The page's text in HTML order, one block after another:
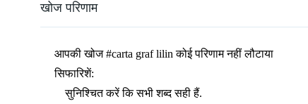
खोज परिणाम
आपकी खोज#carta graf lilin कोई परिणाम नहीं लौटाया
सिफारिशें:
सुनिश्चित करें कि सभी शब्द सही हैं.